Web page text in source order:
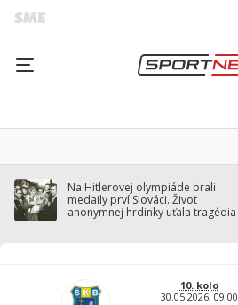
Na Hitlerovej olympiáde brali
medaily prví Slováci. Život
anonymnej hrdinky uťala tragédia
10. kolo
30.05.2026, 09:00